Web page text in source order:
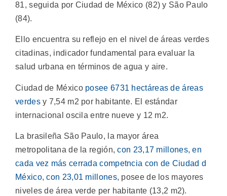
81, seguida por Ciudad de México (82) y São Paulo
(84).
Ello encuentra su reflejo en el nivel de áreas verdes
citadinas, indicador fundamental para evaluar la
salud urbana en términos de agua y aire.
Ciudad de México posee 6731 hectáreas de áreas
verdesy 7,54 m2 por habitante. El estándar
internacional oscila entre nueve y 12 m2.
La brasileña São Paulo, la mayor área
metropolitana de la región,con 23,17 millones, en
cada vez más cerrada competncia con de Ciudad d
México, con 23,01 millones, posee de los mayores
niveles de área verde per habitante (13,2 m2).